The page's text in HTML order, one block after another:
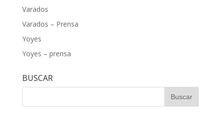
Varados
Varados – Prensa
Yoyes
Yoyes – prensa
BUSCAR